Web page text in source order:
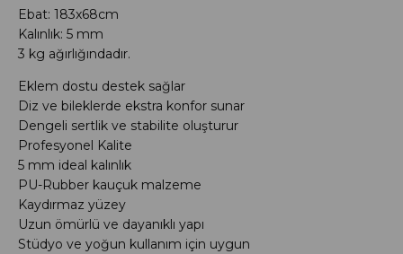
Ebat: 183x68cm
Kalınlık: 5 mm
3 kg ağırlığındadır.
Eklem dostu destek sağlar
Diz ve bileklerde ekstra konfor sunar
Dengeli sertlik ve stabilite oluşturur
Profesyonel Kalite
5 mm ideal kalınlık
PU-Rubber kauçuk malzeme
Kaydırmaz yüzey
Uzun ömürlü ve dayanıklı yapı
Stüdyo ve yoğun kullanım için uygun